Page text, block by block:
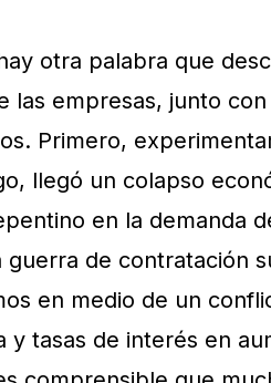
otra palabra que
las empresas, junto
Primero,
llegó un colapso
en la demanda
guerra de contratación
en medio de un
y tasas de interés en